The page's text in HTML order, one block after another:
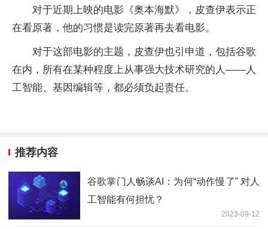
对于近期上映的电影《奥本海默》，皮查伊表示正
在看原著，他的习惯是读完原著再去看电影。
对于这部电影的主题，皮查伊也引申道，包括谷歌
在内，所有在某种程度上从事强大技术研究的人——人
工智能、基因编辑等，都必须负起责任。
推荐内容
谷歌掌门人畅谈AI：为何“动作慢了” 对人
工智能有何担忧？
2023-09-12